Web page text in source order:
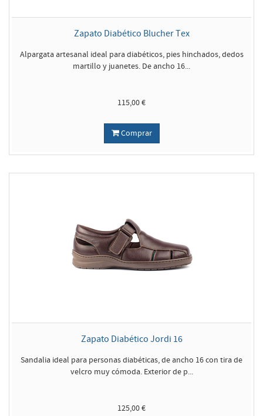
Zapato Diabético Blucher Tex
Alpargata artesanal ideal para diabéticos, pies hinchados, dedos
martillo y juanetes. De ancho 16...
115,00 €
Comprar
Zapato Diabético Jordi 16
Sandalia ideal para personas diabéticas, de ancho 16 con tira de
velcro muy cómoda. Exterior de p...
125,00 €